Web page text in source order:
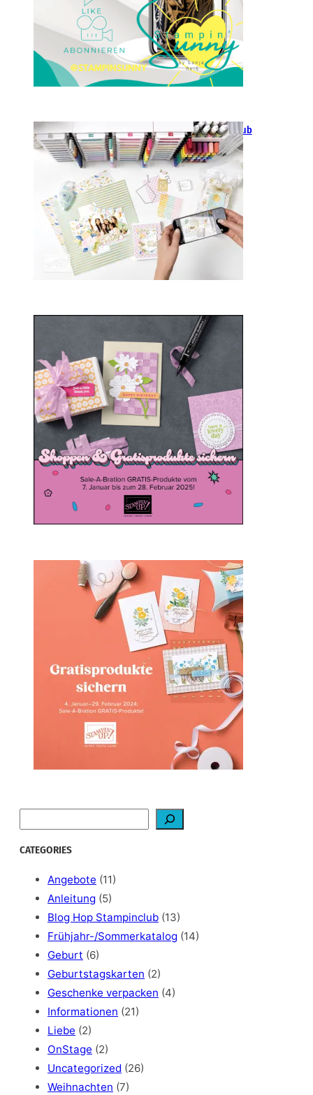
GANZ NEU: Scrapbooking Club
2025
21. Januar 2025
Sale-a-bration 2025
20. Januar 2025
Sale-a-bration 2024 bei
Stampin‘ Up!
1. Februar 2024
e
a
CATEGORIES
Angebote (11)
Anleitung (5)
Blog Hop Stampinclub (13)
Frühjahr-/Sommerkatalog (14)
Geburt (6)
Geburtstagskarten (2)
Geschenke verpacken (4)
Informationen (21)
Liebe (2)
OnStage (2)
Uncategorized (26)
Weihnachten (7)